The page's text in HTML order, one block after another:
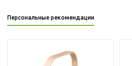
Персональные рекомендации